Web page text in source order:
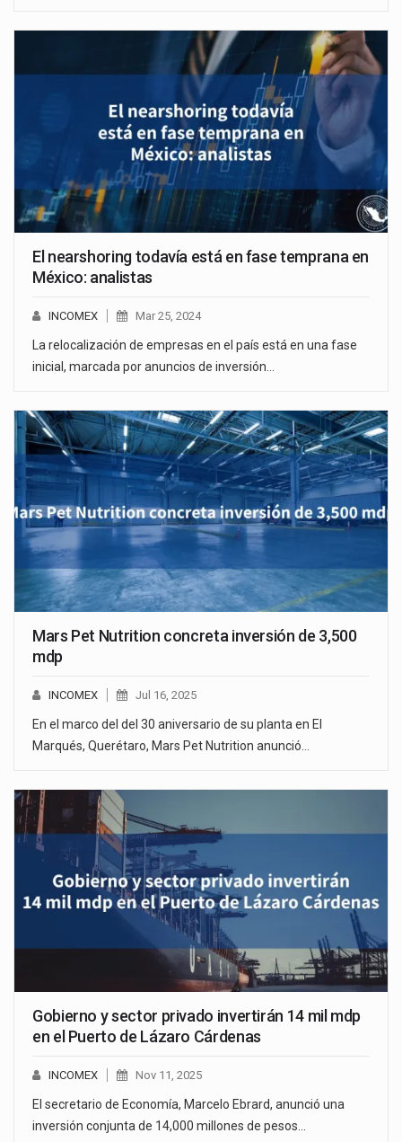
El nearshoring todavía está en fase temprana en
México: analistas
INCOMEX Mar 25, 2024
La relocalización de empresas en el país está en una fase
inicial, marcada por anuncios de inversión…
Mars Pet Nutrition concreta inversión de 3,500
mdp
INCOMEX Jul 16, 2025
En el marco del del 30 aniversario de su planta en El
Marqués, Querétaro, Mars Pet Nutrition anunció…
Gobierno y sector privado invertirán 14 mil mdp
en el Puerto de Lázaro Cárdenas
INCOMEX Nov 11, 2025
El secretario de Economía, Marcelo Ebrard, anunció una
inversión conjunta de 14,000 millones de pesos…